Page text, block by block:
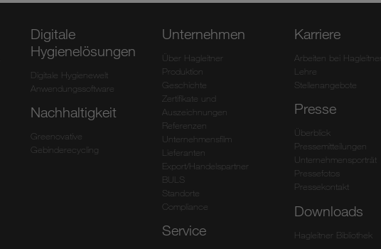
Digitale
Hygienelösungen
Digitale Hygienewelt
Anwendungssoftware
Nachhaltigkeit
Greenovative
Gebinderecycling
Unternehmen
Über Hagleitner
Produktion
Geschichte
Zertifikate und
Auszeichnungen
Referenzen
Unternehmensfilm
Lieferanten
Export/Handelspartner
BULS
Standorte
Compliance
Service
Karriere
Arbeiten bei Hagleitner
Lehre
Stellenangebote
Presse
Überblick
Pressemitteilungen
Unternehmensporträt
Pressefotos
Pressekontakt
Downloads
Hagleitner Bibliothek